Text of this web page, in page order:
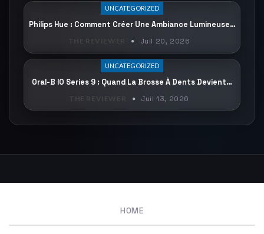
UNCATEGORIZED
Philips Hue : Comment Créer Une Ambiance Lumineuse…
Juil 20, 2026
UNCATEGORIZED
Oral-B IO Series 9 : Quand La Brosse À Dents Devient…
THE REVIEWER Juil 13, 2026
HOME